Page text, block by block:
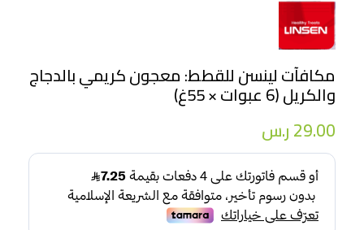
مكافآت لينسن للقطط: معجون كريمي بالدجاج
والكريل (6 عبوات × 55غ)
29.00ر.س